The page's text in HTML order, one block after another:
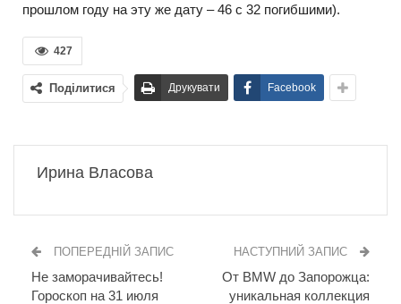
прошлом году на эту же дату – 46 с 32 погибшими).
427
Поділитися Друкувати Facebook
Ирина Власова
ПОПЕРЕДНІЙ ЗАПИС
Не заморачивайтесь!
Гороскоп на 31 июля
НАСТУПНИЙ ЗАПИС
От BMW до Запорожца:
уникальная коллекция